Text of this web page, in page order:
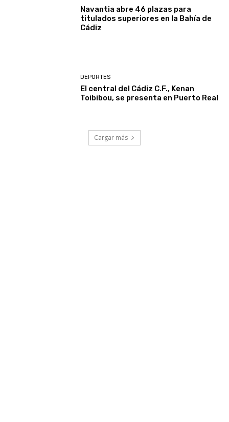
Navantia abre 46 plazas para
titulados superiores en la Bahía de
Cádiz
DEPORTES
El central del Cádiz C.F., Kenan
Toibibou, se presenta en Puerto Real
Cargar más